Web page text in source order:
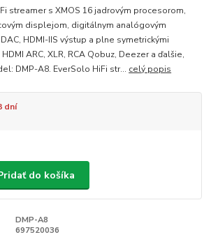
streamer s XMOS 16 jadrovým procesorom,
displejom, digitálnym analógovým
HDMI-IIS výstup a plne symetrickými
ARC, XLR, RCA Qobuz, Deezer a ďalšie,
DMP-A8. EverSolo HiFi str... celý popis
dní
do košíka
DMP-A8
697520036